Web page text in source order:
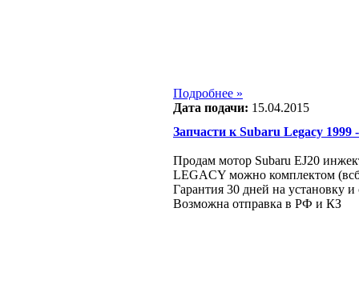
Подробнее »
Дата подачи: 15.04.2015
Запчасти к Subaru Legacy 1999
Продам мотор Subaru EJ20
LEGACY можно комплектом
Гарантия 30 дней на установку
Возможна отправка в РФ и КЗ